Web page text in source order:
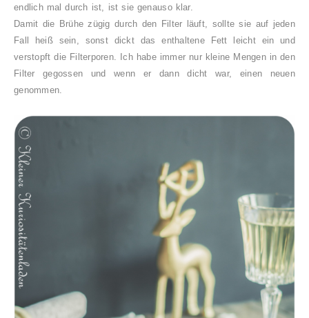
endlich mal durch ist, ist sie genauso klar.
Damit die Brühe zügig durch den Filter läuft, sollte sie auf jeden
Fall heiß sein, sonst dickt das enthaltene Fett leicht ein und
verstopft die Filterporen. Ich habe immer nur kleine Mengen in den
Filter gegossen und wenn er dann dicht war, einen neuen
genommen.